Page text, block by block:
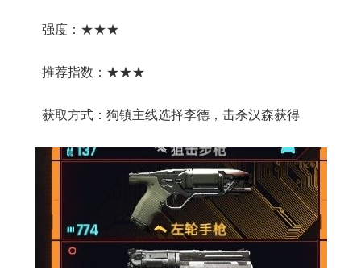
强度：★★★
推荐指数：★★★
获取方式：狗镇主线选择李德，击杀汉森获得